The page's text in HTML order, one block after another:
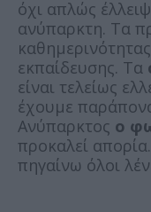
όχι απλώς
ανύπαρκτη. Τα
εκπαίδευσης. Τα
είναι τελείως
έχουμε
Ανύπαρκτος ο
προκαλεί
πηγαίνω όλοι